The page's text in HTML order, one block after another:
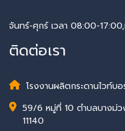
จันทร์-ศุกร์ เวลา 08:00-
ติดต่อเรา
โรงงานผลิตกระดานไวท์
59/6 หมู่ที่ 10 ตำบลบางม่
11140